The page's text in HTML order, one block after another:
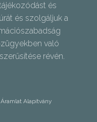
és
és szolgáljuk a
való
révén.
Alapítvány